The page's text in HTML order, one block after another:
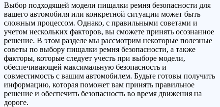
Выбор подходящей модели пищалки ремня безопасности для
вашего автомобиля или конкретной ситуации может быть
сложным процессом. Однако, с правильными советами и
учетом нескольких факторов, вы сможете принять осознанное
решение. В этом разделе мы рассмотрим некоторые полезные
советы по выбору пищалки ремня безопасности, а также
факторы, которые следует учесть при выборе модели,
обеспечивающей максимальную безопасность и
совместимость с вашим автомобилем. Будьте готовы получить
информацию, которая поможет вам принять правильное
решение и обеспечить безопасность во время движения на
дороге.